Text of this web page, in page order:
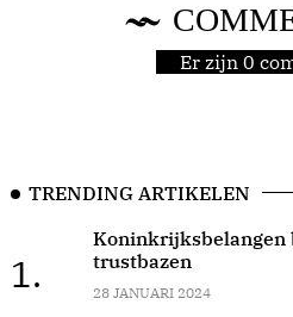
Er zijn 0
TRENDING ARTIKELEN
1.
Koninkrijksbelangen
trustbazen
28 JANUARI 2024